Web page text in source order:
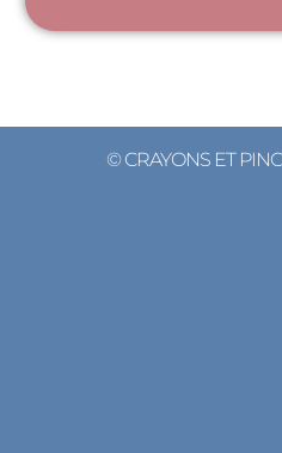
© CRAYONS ET